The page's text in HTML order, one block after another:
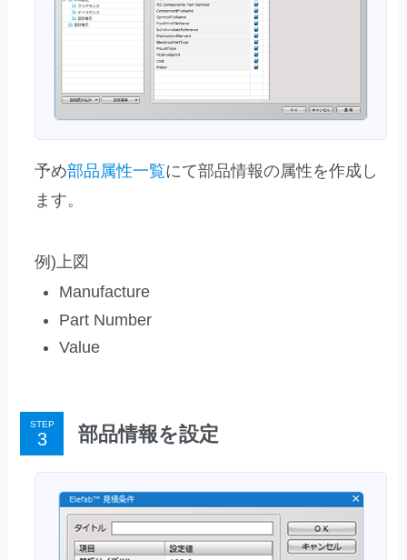
予め部品属性一覧にて部品情報の属性を作成し
ます。
例)上図
Manufacture
Part Number
Value
STEP 部品情報を設定